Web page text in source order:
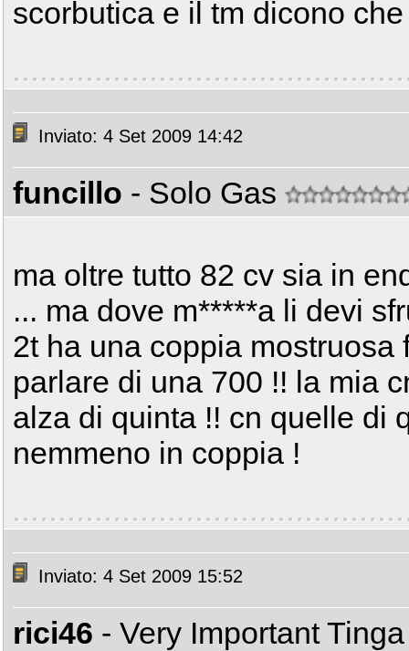
scorbutica e il tm dicono
Inviato: 4 Set 2009 14:42
funcillo - Solo Gas
ma oltre tutto 82 cv sia in
... ma dove m*****a li devi
2t ha una coppia
parlare di una 700 !! la mia
alza di quinta !! cn quelle di
nemmeno in coppia !
Inviato: 4 Set 2009 15:52
rici46 - Very Important